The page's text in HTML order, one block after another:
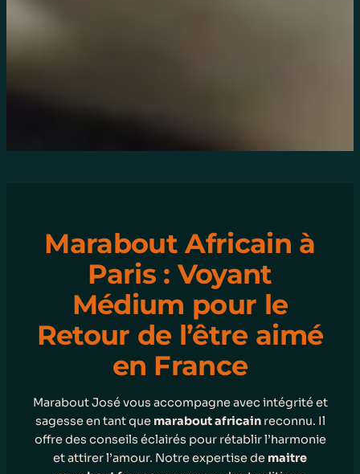
Marabout Africain à
Paris : Voyant
Médium pour le
Retour de l’être aimé
en France
Marabout José vous accompagne avec intégrité et
sagesse en tant que marabout africainreconnu. Il
offre des conseils éclairés pour rétablir l’harmonie
et attirer l’amour. Notre expertise de maitre